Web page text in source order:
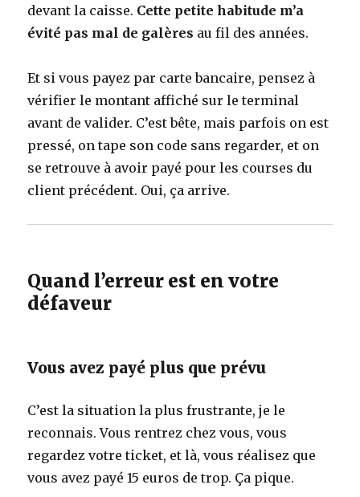
devant la caisse. Cette petite habitude m’a
évité pas mal de galères au fil des années.
Et si vous payez par carte bancaire, pensez à
vérifier le montant affiché sur le terminal
avant de valider. C’est bête, mais parfois on est
pressé, on tape son code sans regarder, et on
se retrouve à avoir payé pour les courses du
client précédent. Oui, ça arrive.
Quand l’erreur est en votre
défaveur
Vous avez payé plus que prévu
C’est la situation la plus frustrante, je le
reconnais. Vous rentrez chez vous, vous
regardez votre ticket, et là, vous réalisez que
vous avez payé 15 euros de trop. Ça pique.